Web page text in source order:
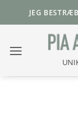
JEG